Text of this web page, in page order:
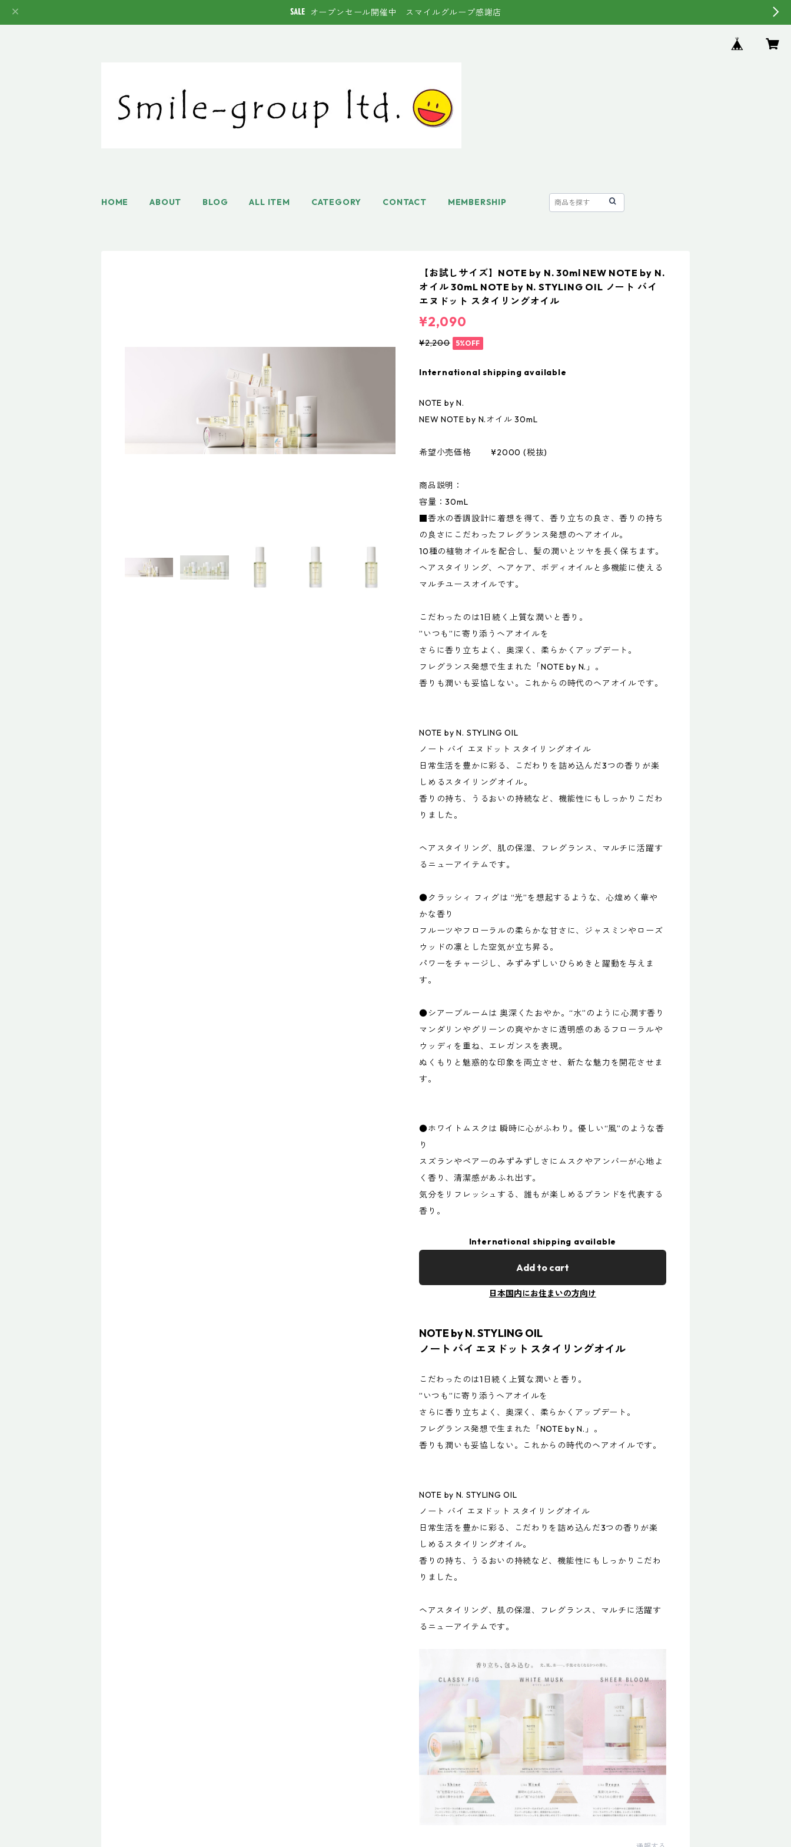
オープンセール開催中 スマイルグループ感謝店
HOME ABOUT BLOG ALL ITEM CATEGORY CONTACT MEMBERSHIP
【お試しサイズ】NOTE by N. 30ml NEW NOTE by N.
オイル 30mL NOTE by N. STYLING OIL ノート バイ
エヌドット スタイリングオイル
¥2,090
¥2,200 5%OFF
International shipping available
NOTE by N.
NEW NOTE by N.オイル 30mL
希望小売価格 ¥2000 (税抜)
商品説明：
容量：30mL
■香水の香調設計に着想を得て、香り立ちの良さ、香りの持ち
の良さにこだわったフレグランス発想のヘアオイル。
10種の植物オイルを配合し、髪の潤いとツヤを長く保ちます。
ヘアスタイリング、ヘアケア、ボディオイルと多機能に使える
マルチユースオイルです。
こだわったのは1日続く上質な潤いと香り。
”いつも”に寄り添うヘアオイルを
さらに香り立ちよく、奥深く、柔らかくアップデート。
フレグランス発想で生まれた「NOTE by N.」。
香りも潤いも妥協しない。これからの時代のヘアオイルです。
NOTE by N. STYLING OIL
ノート バイ エヌドット スタイリングオイル
日常生活を豊かに彩る、こだわりを詰め込んだ3つの香りが楽
しめるスタイリングオイル。
香りの持ち、うるおいの持続など、機能性にもしっかりこだわ
りました。
ヘアスタイリング、肌の保湿、フレグランス、マルチに活躍す
るニューアイテムです。
●クラッシィ フィグは “光”を想起するような、心煌めく華や
かな香り
フルーツやフローラルの柔らかな甘さに、ジャスミンやローズ
ウッドの凛とした空気が立ち昇る。
パワーをチャージし、みずみずしいひらめきと躍動を与えま
す。
●シアーブルームは 奥深くたおやか。“水”のように心潤す香り
マンダリンやグリーンの爽やかさに透明感のあるフローラルや
ウッディを重ね、エレガンスを表現。
ぬくもりと魅惑的な印象を両立させ、新たな魅力を開花させま
す。
●ホワイトムスクは 瞬時に心がふわり。優しい“風”のような香
り
スズランやペアーのみずみずしさにムスクやアンバーが心地よ
く香り、清潔感があふれ出す。
気分をリフレッシュする、誰もが楽しめるブランドを代表する
香り。
International shipping available
Add to cart
日本国内にお住まいの方向け
NOTE by N. STYLING OIL
ノート バイ エヌドット スタイリングオイル
こだわったのは1日続く上質な潤いと香り。
”いつも”に寄り添うヘアオイルを
さらに香り立ちよく、奥深く、柔らかくアップデート。
フレグランス発想で生まれた「NOTE by N.」。
香りも潤いも妥協しない。これからの時代のヘアオイルです。
NOTE by N. STYLING OIL
ノート バイ エヌドット スタイリングオイル
日常生活を豊かに彩る、こだわりを詰め込んだ3つの香りが楽
しめるスタイリングオイル。
香りの持ち、うるおいの持続など、機能性にもしっかりこだわ
りました。
ヘアスタイリング、肌の保湿、フレグランス、マルチに活躍す
るニューアイテムです。